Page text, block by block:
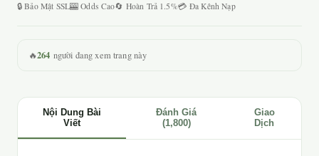
🔒 Bảo Mật SSL🎰 Odds Cao🔄 Hoàn Trả 1.5%💳 Đa Kênh Nạp
🔥264 người đang xem trang này
Nội Dung Bài
Viết
Đánh Giá
(1,800)
Giao
Dịch